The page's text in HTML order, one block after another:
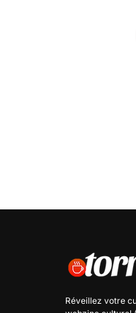
Réveillez votre